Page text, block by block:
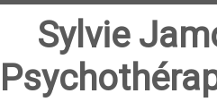
Sylvie